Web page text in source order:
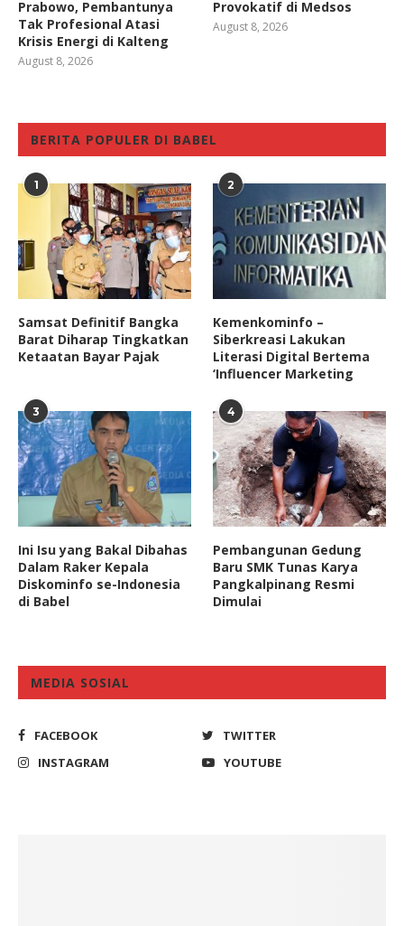
Prabowo, Pembantunya
Tak Profesional Atasi
Krisis Energi di Kalteng
August 8, 2026
Provokatif di Medsos
August 8, 2026
BERITA POPULER DI BABEL
1
Samsat Definitif Bangka
Barat Diharap Tingkatkan
Ketaatan Bayar Pajak
2
Kemenkominfo –
Siberkreasi Lakukan
Literasi Digital Bertema
‘Influencer Marketing
3
Ini Isu yang Bakal Dibahas
Dalam Raker Kepala
Diskominfo se-Indonesia
di Babel
4
Pembangunan Gedung
Baru SMK Tunas Karya
Pangkalpinang Resmi
Dimulai
MEDIA SOSIAL
FACEBOOK
TWITTER
INSTAGRAM
YOUTUBE